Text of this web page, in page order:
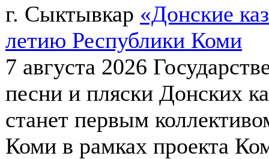
г. Сыктывкар «Донские
летию Республики Коми
7 августа 2026
песни и пляски Донских
станет первым
Коми в рамках проекта